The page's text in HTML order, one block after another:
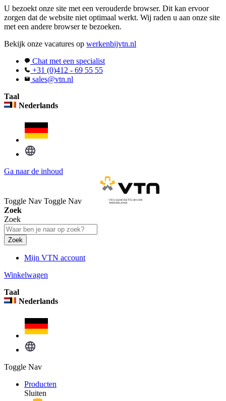
U bezoekt onze site met een verouderde browser. Dit kan ervoor
zorgen dat de website niet optimaal werkt. Wij raden u aan onze site
met een andere browser te bezoeken.
Bekijk onze vacatures op werkenbijvtn.nl
Chat met een specialist
+31 (0)412 - 69 55 55
sales@vtn.nl
Taal
Nederlands
Ga naar de inhoud
Toggle Nav Toggle Nav
Zoek
Zoek
Zoek
Mijn VTN account
Winkelwagen
Taal
Nederlands
Toggle Nav
Producten
Sluiten